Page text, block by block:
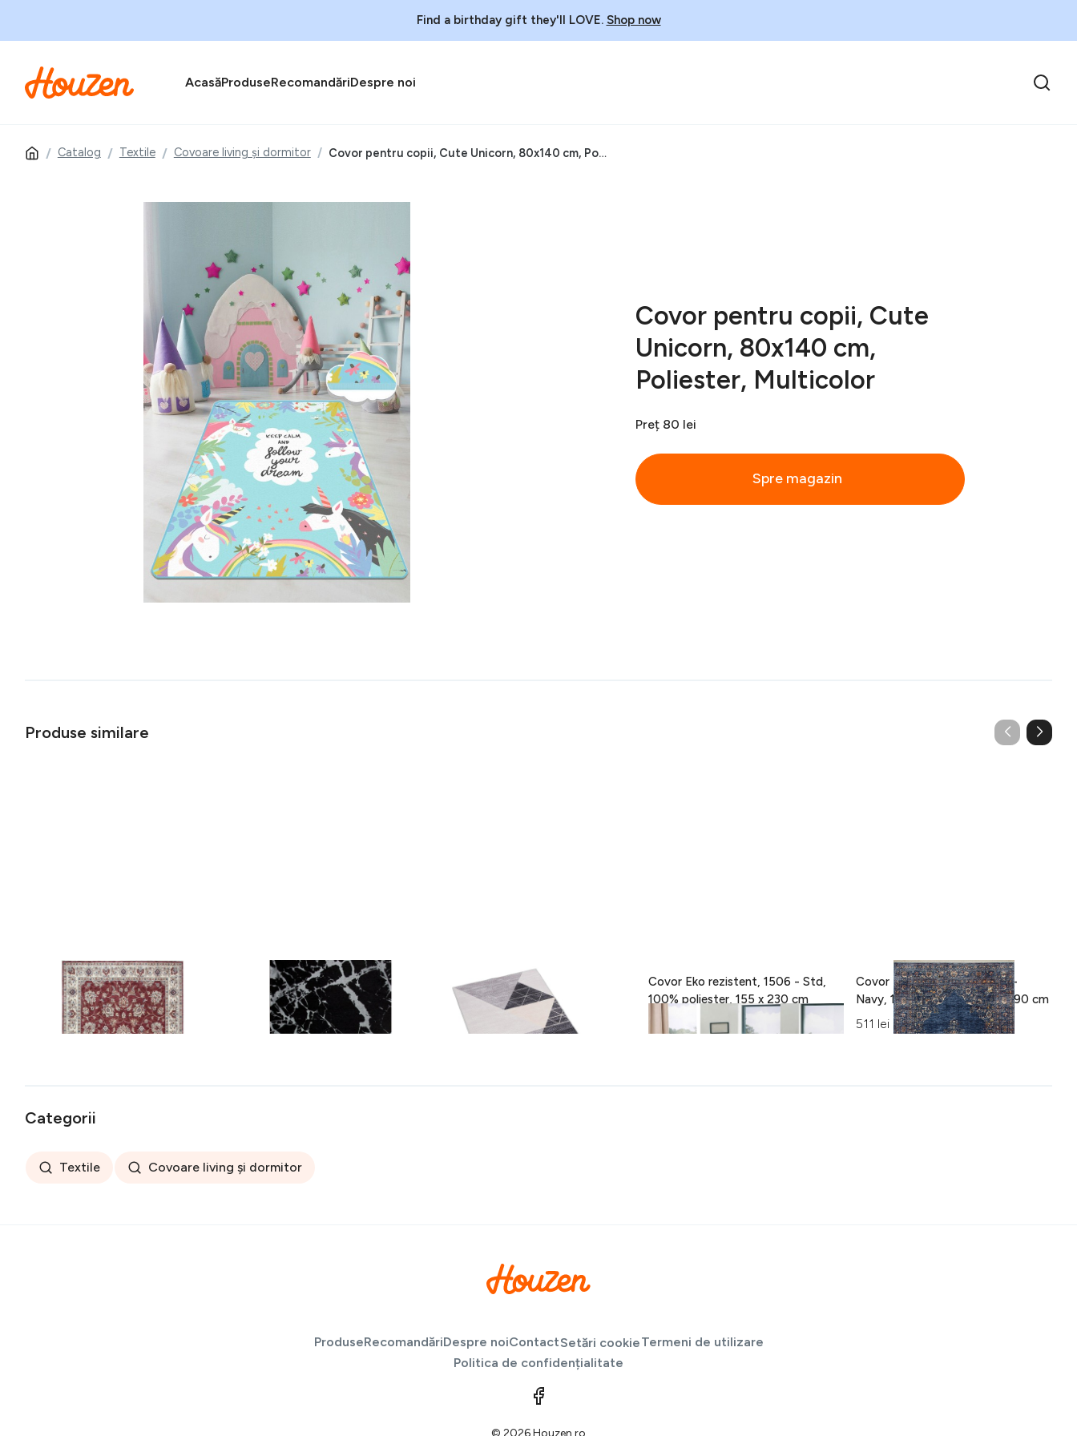
Find a birthday gift they'll LOVE. Shop now
AcasăProduseRecomandăriDespre noi
Catalog Textile Covoare living și dormitor Covor pentru copii, Cute Unicorn, 80x140 cm, Poliester, Multicolor
Covor pentru copii, Cute
Unicorn, 80x140 cm,
Poliester, Multicolor
Preț 80 lei
Spre magazin
Produse similare
Covor rezistent Eko, ALT 05 - Red,
Ivory, 100% poliester, 80 x 150 cm
Covor rezistent SM 21 - Black,
Silver XW, 80x300 cm
441 lei
Covor Eva, Heinner, 160 x 230 cm,
100% poliester, gri
189 lei
Covor Eko rezistent, 1506 - Std,
100% poliester, 155 x 230 cm
418 lei
Covor Eko rezistent, ALT 01 -
Navy, 100% poliester, 130 x 190 cm
511 lei
Categorii
Textile Covoare living și dormitor
ProduseRecomandăriDespre noiContactSetări cookieTermeni de utilizare
Politica de confidențialitate